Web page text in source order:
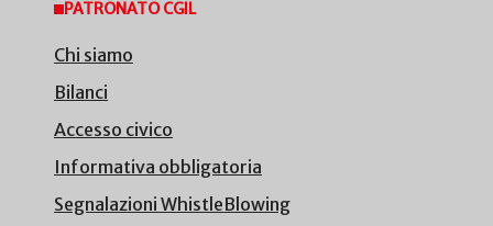
PATRONATO CGIL
Chi siamo
Bilanci
Accesso civico
Informativa obbligatoria
Segnalazioni WhistleBlowing